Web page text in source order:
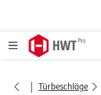
| Türbeschläge